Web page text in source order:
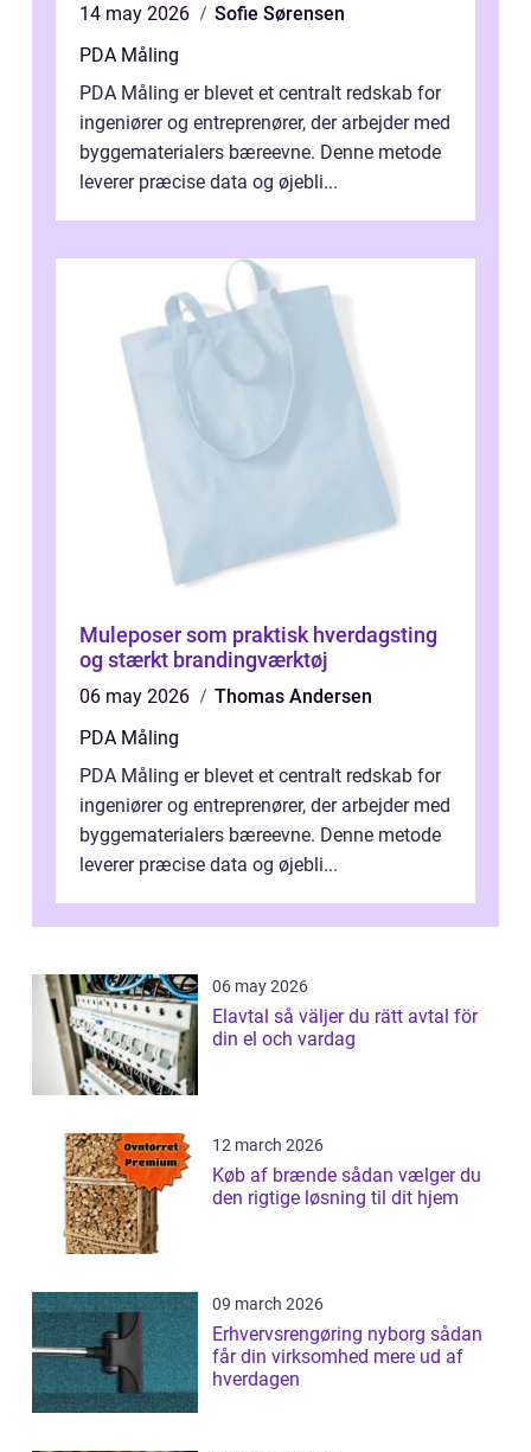
14 may 2026
Sofie Sørensen
PDA Måling
PDA Måling er blevet et centralt redskab for
ingeniører og entreprenører, der arbejder med
byggematerialers bæreevne. Denne metode
leverer præcise data og øjebli...
Muleposer som praktisk hverdagsting
og stærkt brandingværktøj
06 may 2026
Thomas Andersen
PDA Måling
PDA Måling er blevet et centralt redskab for
ingeniører og entreprenører, der arbejder med
byggematerialers bæreevne. Denne metode
leverer præcise data og øjebli...
06 may 2026
Elavtal så väljer du rätt avtal för
din el och vardag
12 march 2026
Køb af brænde sådan vælger du
den rigtige løsning til dit hjem
09 march 2026
Erhvervsrengøring nyborg sådan
får din virksomhed mere ud af
hverdagen